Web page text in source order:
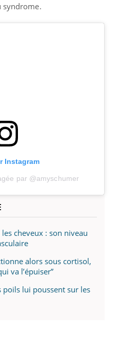
syndrome.
Instagram
par @amyschumer
cheveux : son niveau
alors sous cortisol,
va l’épuiser”
lui poussent sur les